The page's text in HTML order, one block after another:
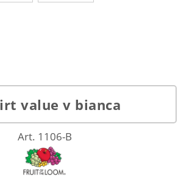
value v bianca
Art. 1106-B